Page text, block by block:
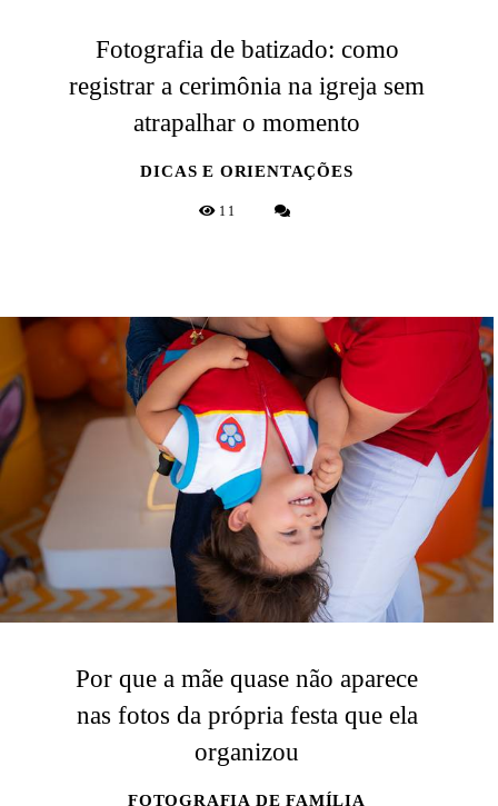
Fotografia de batizado: como
registrar a cerimônia na igreja sem
atrapalhar o momento
DICAS E ORIENTAÇÕES
11
Por que a mãe quase não aparece
nas fotos da própria festa que ela
organizou
FOTOGRAFIA DE FAMÍLIA